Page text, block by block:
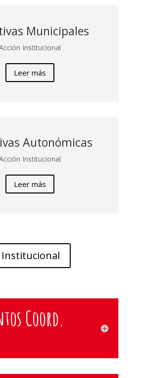
Municipales
Institucional
Leer más
Autonómicas
Institucional
Leer más
Coord.